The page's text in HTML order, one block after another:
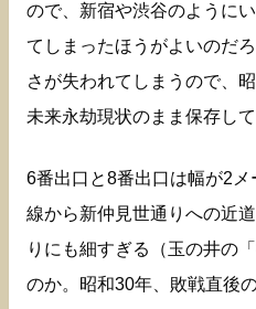
ので、新宿や渋谷のように
てしまったほうがよいのだ
さが失われてしまうので、
未来永劫現状のまま保存して
6番出口と8番出口は幅が2
線から新仲見世通りへの近
りにも細すぎる（玉の井の
のか。昭和30年、敗戦直後